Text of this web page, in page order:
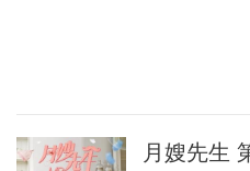
月嫂先生